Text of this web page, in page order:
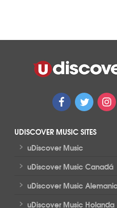
UDISCOVER MUSIC SITES
> uDiscover Music
> uDiscover Music Canadá
> uDiscover Music
> uDiscover Music Holanda